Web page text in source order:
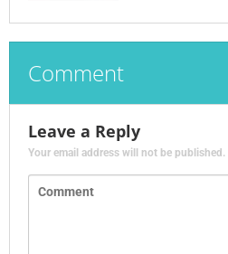
Comment
Leave a Reply
Your email address will not be published.